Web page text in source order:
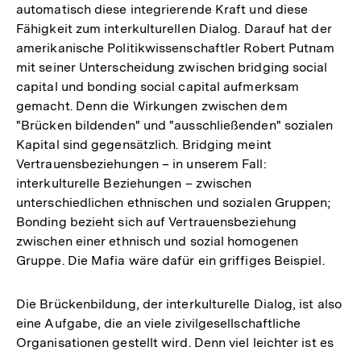
automatisch diese integrierende Kraft und diese
Fähigkeit zum interkulturellen Dialog. Darauf hat der
amerikanische Politikwissenschaftler Robert Putnam
mit seiner Unterscheidung zwischen bridging social
capital und bonding social capital aufmerksam
gemacht. Denn die Wirkungen zwischen dem
"Brücken bildenden" und "ausschließenden" sozialen
Kapital sind gegensätzlich. Bridging meint
Vertrauensbeziehungen – in unserem Fall:
interkulturelle Beziehungen – zwischen
unterschiedlichen ethnischen und sozialen Gruppen;
Bonding bezieht sich auf Vertrauensbeziehung
zwischen einer ethnisch und sozial homogenen
Gruppe. Die Mafia wäre dafür ein griffiges Beispiel.
Die Brückenbildung, der interkulturelle Dialog, ist also
eine Aufgabe, die an viele zivilgesellschaftliche
Organisationen gestellt wird. Denn viel leichter ist es